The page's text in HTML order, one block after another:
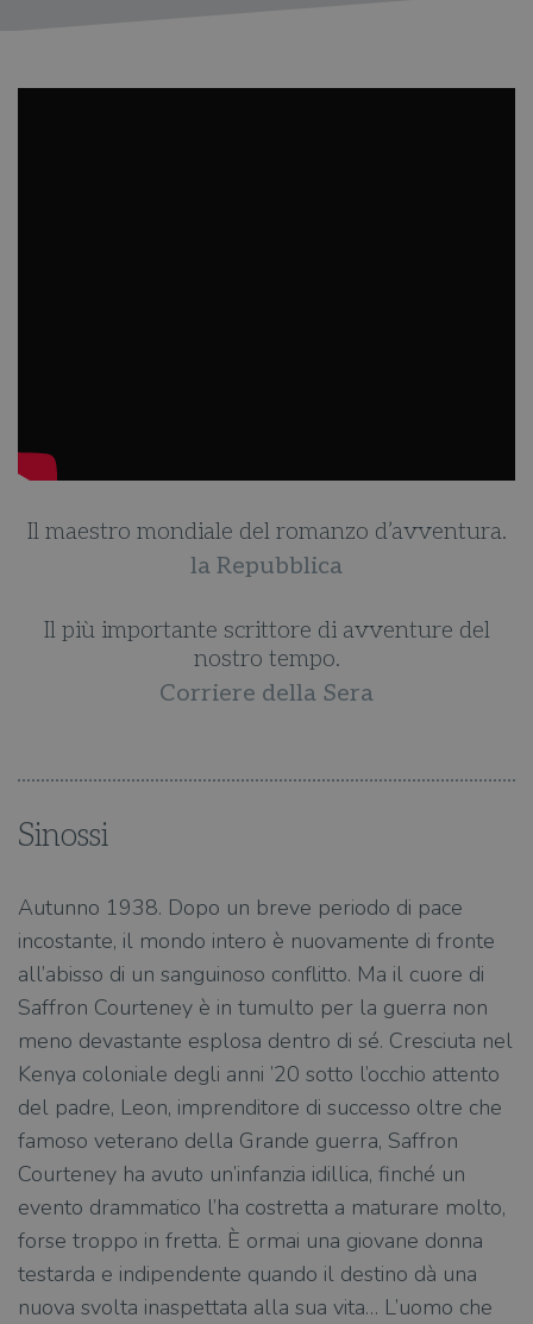
Il maestro mondiale del romanzo d’avventura.
la Repubblica
Il più importante scrittore di avventure del
nostro tempo.
Corriere della Sera
Sinossi
Autunno 1938. Dopo un breve periodo di pace
incostante, il mondo intero è nuovamente di fronte
all’abisso di un sanguinoso conflitto. Ma il cuore di
Saffron Courteney è in tumulto per la guerra non
meno devastante esplosa dentro di sé. Cresciuta nel
Kenya coloniale degli anni ’20 sotto l’occhio attento
del padre, Leon, imprenditore di successo oltre che
famoso veterano della Grande guerra, Saffron
Cour­teney ha avuto un’infanzia idillica, finché un
evento drammatico l’ha costretta a maturare molto,
forse troppo in fretta. È ormai una giovane donna
testarda e indipendente quando il destino dà una
nuova svolta inaspettata alla sua vita… L’uomo che